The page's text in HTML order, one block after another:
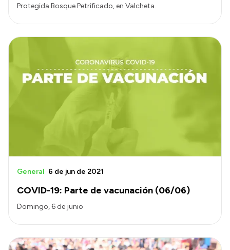
Protegida Bosque Petrificado, en Valcheta.
COVID-19: Parte de vacunación (06/06)
General 6 de jun de 2021
Domingo, 6 de junio